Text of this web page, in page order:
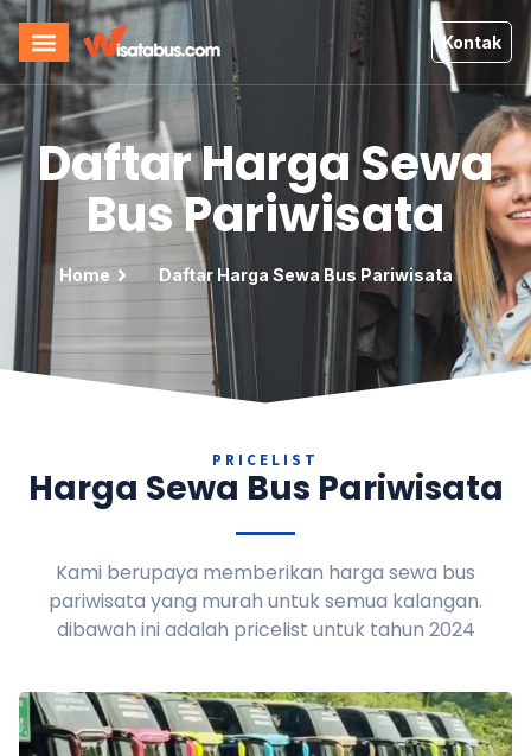
Kontak
Daftar Harga Sewa
Bus Pariwisata
Home Daftar Harga Sewa Bus Pariwisata
PRICELIST
Harga Sewa Bus Pariwisata
Kami berupaya memberikan harga sewa bus
pariwisata yang murah untuk semua kalangan.
dibawah ini adalah pricelist untuk tahun 2024